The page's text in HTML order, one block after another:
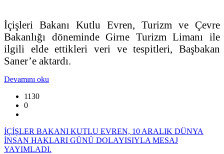
İçişleri Bakanı Kutlu Evren, Turizm ve Çevre
Bakanlığı döneminde Girne Turizm Limanı ile
ilgili elde ettikleri veri ve tespitleri, Başbakan
Saner’e aktardı.
Devamını oku
1130
0
İÇİŞLER BAKANI KUTLU EVREN, 10 ARALIK DÜNYA
İNSAN HAKLARI GÜNÜ DOLAYISIYLA MESAJ
YAYIMLADI.